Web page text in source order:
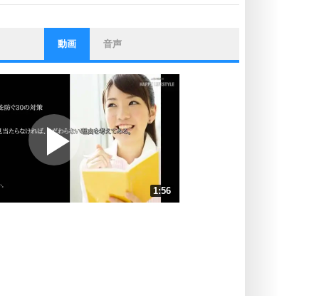
ストレス対策
他人と比べない。
いっそのこと、他人を見ない。
いらいらしない人になる30の方法
ポジティブになれない原因は、行動
しないから。
ポジティブ思考になる30の方法
ストレス対策
人生、なんとかなるもの。
動画 音声
1:56